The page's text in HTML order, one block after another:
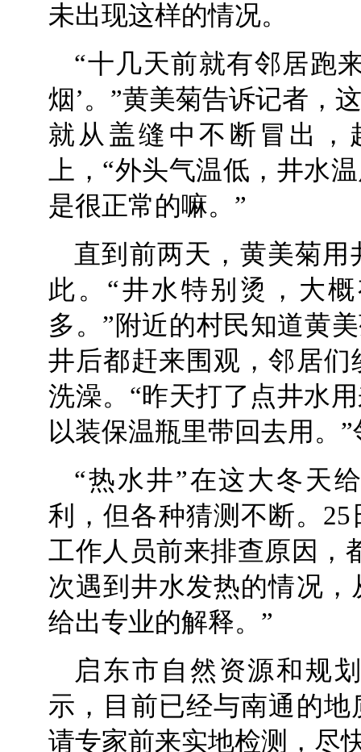
未出现这样的情况。
“十几天前就有邻居跑
烟’。”黄美菊告诉记者，
就从盖缝中不断冒出
上，“外头气温低，井水
是很正常的嘛。”
直到前两天，黄美菊
此。“井水特别烫，大
多。”附近的村民知道黄
井后都赶来围观，邻居
洗澡。“昨天打了点井水
以装保温瓶里带回去用。
“热水井”在这大冬天
利，但各种猜测不断。
工作人员前来排查原因，
次遇到井水发热的情况
给出专业的解释。”
启东市自然资源和规
示，目前已经与南通的
请专家前来实地检测，尽